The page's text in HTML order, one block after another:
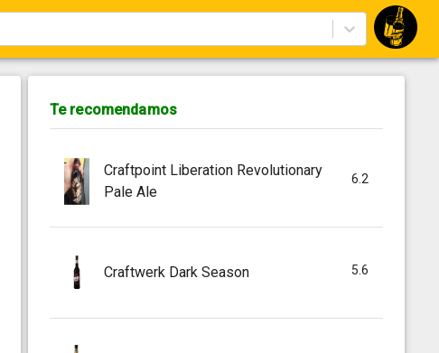
Te recomendamos
Craftpoint Liberation Revolutionary
Pale Ale
6.2
Craftwerk Dark Season 5.6